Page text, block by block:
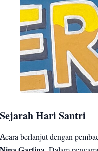
Sejarah Hari Santri
Acara berlanjut dengan